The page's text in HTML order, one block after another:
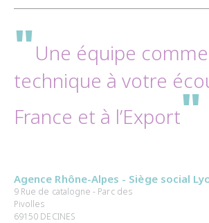
"Une équipe
technique à votre
France et à l’Export"
Agence Rhône-Alpes - Siège social
9 Rue de catalogne - Parc des
Pivolles
69150 DECINES